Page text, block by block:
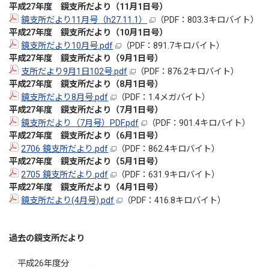
平成27年度 鏡支所だより（11月1日号）
鏡支所だより11月号（h27.11.1）
（PDF：803.3キロバイト）
平成27年度 鏡支所だより（10月1日号）
鏡支所だより10月号.pdf
（PDF：891.7キロバイト）
平成27年度 鏡支所だより（9月1日号）
支所だより9月1日102号.pdf
（PDF：876.2キロバイト）
平成27年度 鏡支所だより（8月1日号）
鏡支所だより8月号.pdf
（PDF：1.4メガバイト）
平成27年度 鏡支所だより（7月1日号）
鏡支所だより（7月号）PDF.pdf
（PDF：901.4キロバイト）
平成27年度 鏡支所だより（6月1日号）
2706 鏡支所だより.pdf
（PDF：862.4キロバイト）
平成27年度 鏡支所だより（5月1日号）
2705 鏡支所だより.pdf
（PDF：631.9キロバイト）
平成27年度 鏡支所だより（4月1日号）
鏡支所だより(4月号).pdf
（PDF：416.8キロバイト）
過去の鏡支所だより
平成26年度分